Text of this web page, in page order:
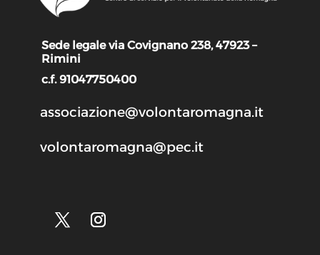
Sede legale via Covignano 238, 47923 –
Rimini
c.f. 91047750400
associazione@volontaromagna.it
volontaromagna@pec.it